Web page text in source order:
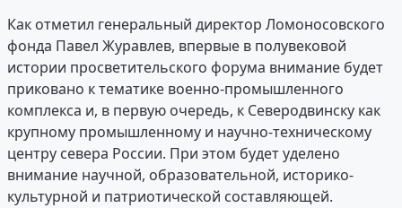
Как отметил генеральный директор Ломоносовского
фонда Павел Журавлев, впервые в полувековой
истории просветительского форума внимание будет
приковано к тематике военно-промышленного
комплекса и, в первую очередь, к Северодвинску как
крупному промышленному и научно-техническому
центру севера России. При этом будет уделено
внимание научной, образовательной, историко-
культурной и патриотической составляющей.